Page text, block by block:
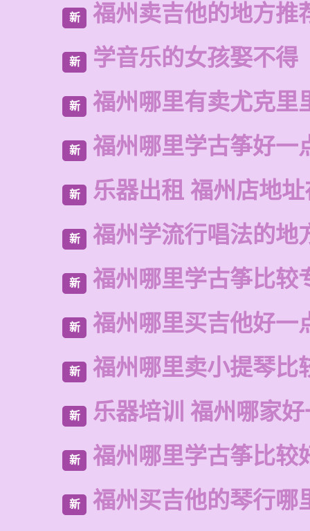
新 福州卖吉他的地方推
新 学音乐的女孩娶不得
新 福州哪里有卖尤克里
新 福州哪里学古筝好一
新 乐器出租 福州店地
新 福州学流行唱法的地
新 福州哪里学古筝比较
新 福州哪里买吉他好一
新 福州哪里卖小提琴比
新 乐器培训 福州哪家
新 福州哪里学古筝比较
新 福州买吉他的琴行哪